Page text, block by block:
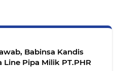
Babinsa Kandis
Pipa Milik PT.PHR